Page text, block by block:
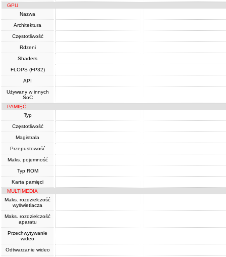
GPU
Nazwa
Architektura
Częstotliwość
Rdzeni
Shaders
FLOPS (FP32)
API
Używany w innych
SoC
PAMIĘĆ
Typ
Częstotliwość
Magistrala
Przepustowość
Maks. pojemność
Typ ROM
Karta pamięci
MULTIMEDIA
Maks. rozdzielczość
wyświetlacza
Maks. rozdzielczość
aparatu
Przechwytywanie
wideo
Odtwarzanie wideo